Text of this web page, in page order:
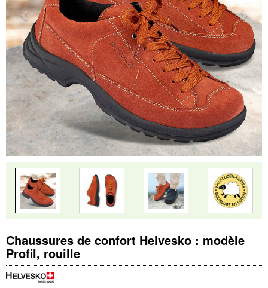
Chaussures de confort Helvesko : modèle
Profil, rouille